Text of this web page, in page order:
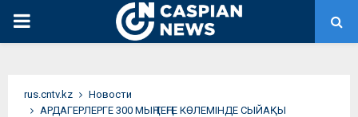
PRIMARY
rus.cntv.kz
Новости
АРДАГЕРЛЕРГЕ 300 МЫҢ ТЕҢГЕ КӨЛЕМІНДЕ СЫЙАҚЫ